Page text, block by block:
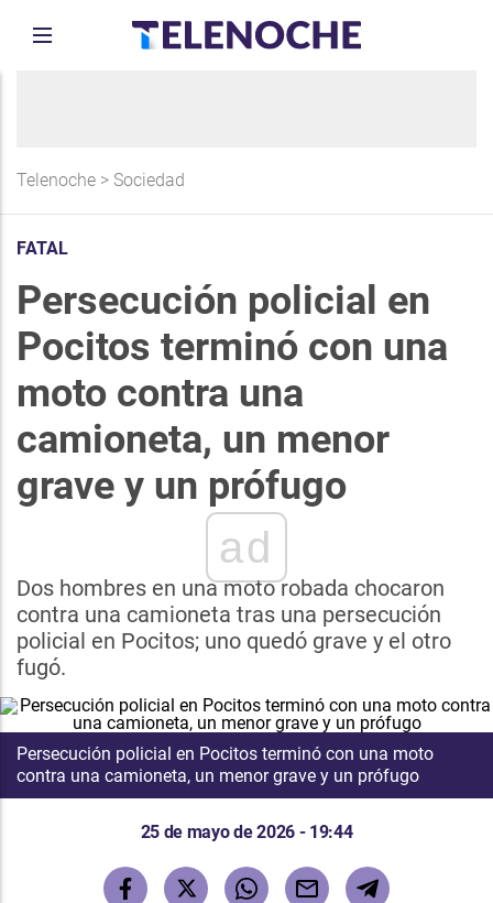
Telenoche > Sociedad
FATAL
Persecución policial en
Pocitos terminó con una
moto contra una
camioneta, un menor
grave y un prófugo
ad
Dos hombres en una moto robada chocaron
contra una camioneta tras una persecución
policial en Pocitos; uno quedó grave y el otro
fugó.
Persecución policial en Pocitos terminó con una moto
contra una camioneta, un menor grave y un prófugo
25 de mayo de 2026 - 19:44